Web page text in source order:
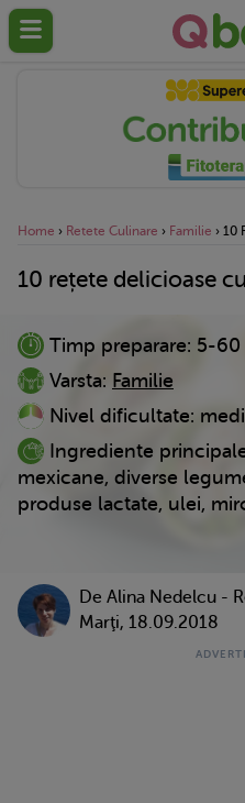
Home › Retete Culinare › Familie › 10
10 rețete delicioase
Timp preparare: 5-60
Varsta: Familie
Nivel dificultate:
Ingrediente
mexicane, diverse
produse lactate, ulei,
De Alina Nedelcu -
Marţi, 18.09.2018